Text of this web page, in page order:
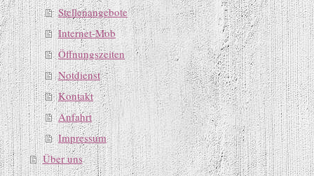
Stellenangebote
Internet-Mob
Öffnungszeiten
Notdienst
Kontakt
Anfahrt
Impressum
Über uns